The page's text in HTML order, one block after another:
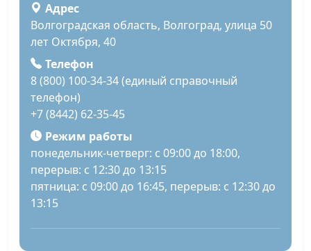
Адрес
Волгоградская область, Волгоград, улица 50
лет Октября, 40
Телефон
8 (800) 100-34-34 (единый справочный
телефон)
+7 (8442) 62-35-45
Режим работы
понедельник-четверг: с 09:00 до 18:00,
перерыв: с 12:30 до 13:15
пятница: с 09:00 до 16:45, перерыв: с 12:30 до
13:15